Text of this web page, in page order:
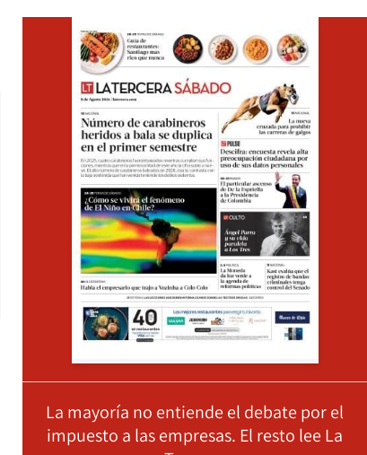
La mayoría no entiende el debate por el
impuesto a las empresas. El resto lee La